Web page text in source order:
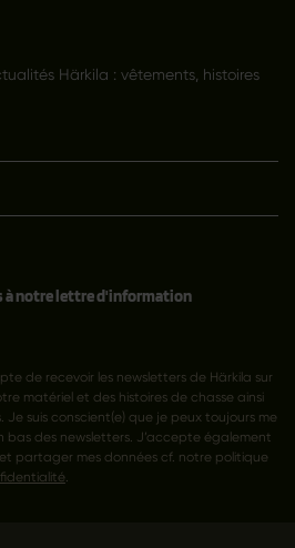
Härkila : vêtements, histoires
à notre lettre d'information
de recevoir les newsletters de Härkila sur
matériel et des histoires de chasse ainsi
Je suis conscient(e) que je peux toujours me
bas des newsletters. J’accepte également
partager mes données cf. notre politique
.